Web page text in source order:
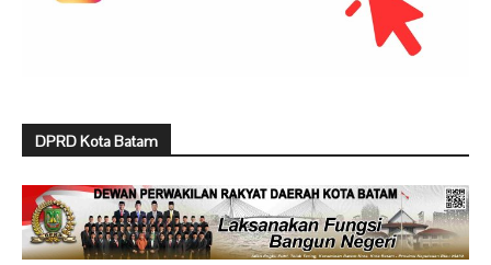
DPRD Kota Batam